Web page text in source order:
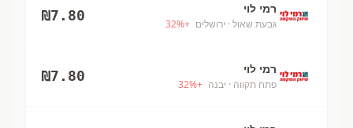
רמי לוי
גבעת שאול · ירושלים +
32%
₪7.80
רמי לוי
פתח תקווה · יבנה +
32%
₪7.80